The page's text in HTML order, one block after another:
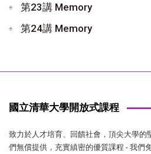
第23講 Memory
第24講 Memory
國立清華大學開放式課程
致力於人才培育、回饋社會，頂尖大學的
們無償提供，充實縝密的優質課程 - 我們